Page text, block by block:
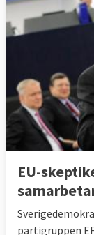
EU-
partigruppen